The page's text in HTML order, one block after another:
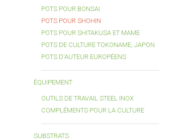
POTS POUR BONSAI
POTS POUR SHOHIN
POTS POUR SHITAKUSA ET MAME
POTS DE CULTURE TOKONAME, JAPON
POTS D'AUTEUR EUROPÉENS
ÉQUIPEMENT
OUTILS DE TRAVAIL STEEL INOX
COMPLÉMENTS POUR LA CULTURE
SUBSTRATS